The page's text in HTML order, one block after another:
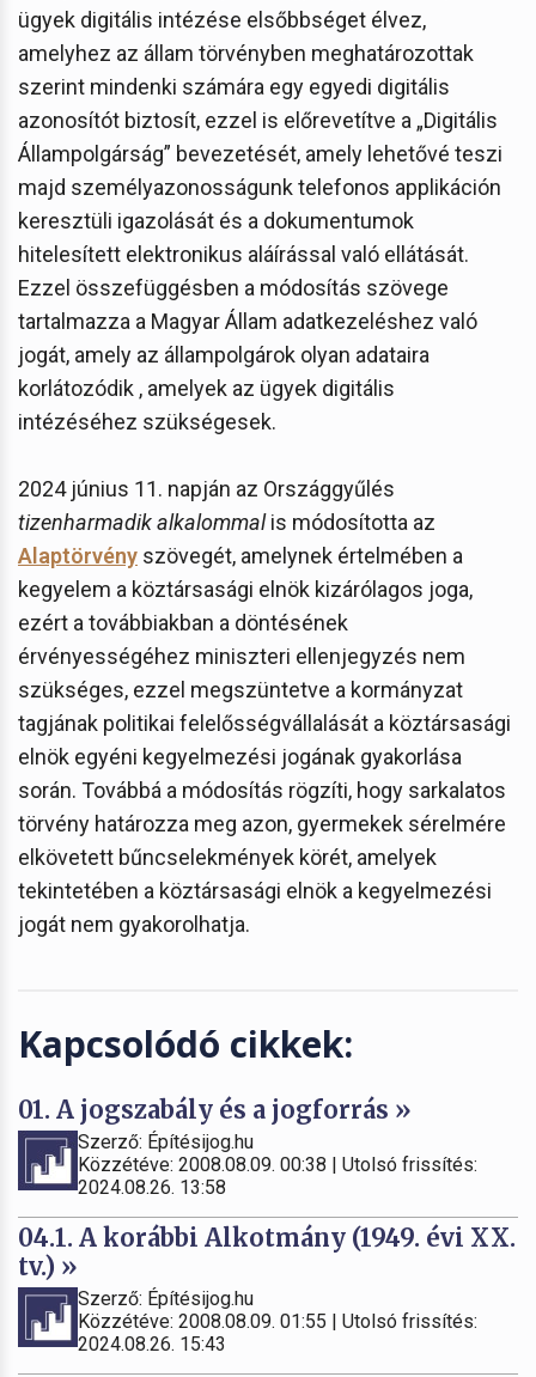
ügyek digitális intézése elsőbbséget élvez,
amelyhez az állam törvényben meghatározottak
szerint mindenki számára egy egyedi digitális
azonosítót biztosít, ezzel is előrevetítve a „Digitális
Állampolgárság” bevezetését, amely lehetővé teszi
majd személyazonosságunk telefonos applikáción
keresztüli igazolását és a dokumentumok
hitelesített elektronikus aláírással való ellátását.
Ezzel összefüggésben a módosítás szövege
tartalmazza a Magyar Állam adatkezeléshez való
jogát, amely az állampolgárok olyan adataira
korlátozódik , amelyek az ügyek digitális
intézéséhez szükségesek.
2024 június 11. napján az Országgyűlés
tizenharmadik alkalommalis módosította az
Alaptörvény szövegét, amelynek értelmében a
kegyelem a köztársasági elnök kizárólagos joga,
ezért a továbbiakban a döntésének
érvényességéhez miniszteri ellenjegyzés nem
szükséges, ezzel megszüntetve a kormányzat
tagjának politikai felelősségvállalását a köztársasági
elnök egyéni kegyelmezési jogának gyakorlása
során. Továbbá a módosítás rögzíti, hogy sarkalatos
törvény határozza meg azon, gyermekek sérelmére
elkövetett bűncselekmények körét, amelyek
tekintetében a köztársasági elnök a kegyelmezési
jogát nem gyakorolhatja.
Kapcsolódó cikkek:
01. A jogszabály és a jogforrás »
Szerző: Építésijog.hu
Közzétéve: 2008.08.09. 00:38 | Utolsó frissítés:
2024.08.26. 13:58
04.1. A korábbi Alkotmány (1949. évi XX.
tv.) »
Szerző: Építésijog.hu
Közzétéve: 2008.08.09. 01:55 | Utolsó frissítés:
2024.08.26. 15:43